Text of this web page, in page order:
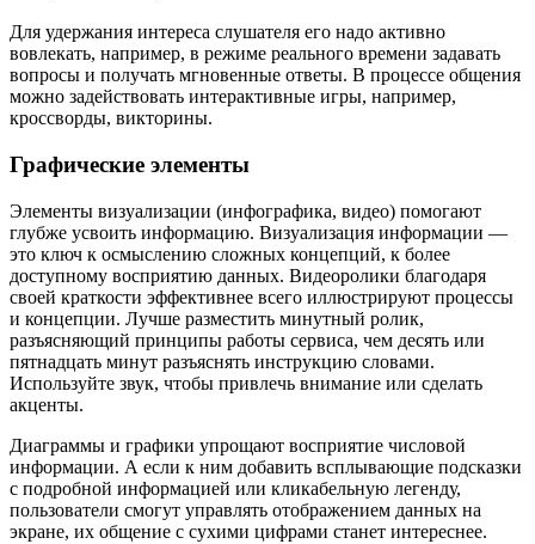
Для удержания интереса слушателя его надо активно
вовлекать, например, в режиме реального времени задавать
вопросы и получать мгновенные ответы. В процессе общения
можно задействовать интерактивные игры, например,
кроссворды, викторины.
Графические элементы
Элементы визуализации (инфографика, видео) помогают
глубже усвоить информацию. Визуализация информации —
это ключ к осмыслению сложных концепций, к более
доступному восприятию данных. Видеоролики благодаря
своей краткости эффективнее всего иллюстрируют процессы
и концепции. Лучше разместить минутный ролик,
разъясняющий принципы работы сервиса, чем десять или
пятнадцать минут разъяснять инструкцию словами.
Используйте звук, чтобы привлечь внимание или сделать
акценты.
Диаграммы и графики упрощают восприятие числовой
информации. А если к ним добавить всплывающие подсказки
с подробной информацией или кликабельную легенду,
пользователи смогут управлять отображением данных на
экране, их общение с сухими цифрами станет интереснее.